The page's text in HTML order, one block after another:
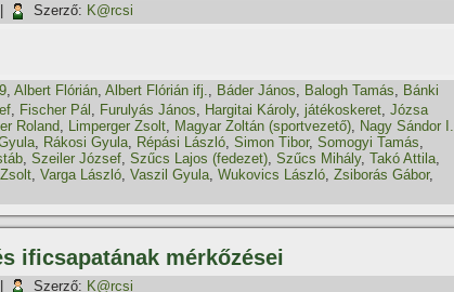
Szerző: K@rcsi
, Albert Flórián, Albert Flórián ifj., Báder János, Balogh Tamás, Bánki
, Fischer Pál , Furulyás János, Hargitai Károly, játékoskeret, Józsa
Roland, Limperger Zsolt, Magyar Zoltán (sportvezető), Nagy Sándor I.
, Rákosi Gyula, Répási László, Simon Tibor, Somogyi Tamás,
, Szeiler József, Szűcs Lajos (fedezet), Szűcs Mihály, Takó Attila,
, Varga László, Vaszil Gyula, Wukovics László, Zsiborás Gábor,
ificsapatának mérkőzései
Szerző: K@rcsi